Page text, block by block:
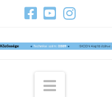
Navigation